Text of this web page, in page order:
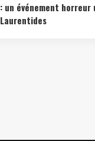
un événement horreur